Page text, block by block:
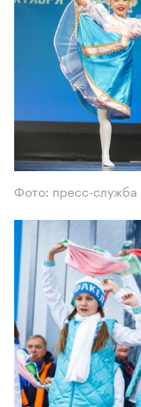
Фото: пресс-служба